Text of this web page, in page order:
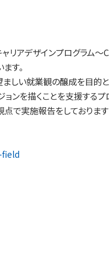
アデザインプログラム～
す。
しい就業観の醸成を目的と
ンを描くことを支援するプ
で実施報告をしておりま